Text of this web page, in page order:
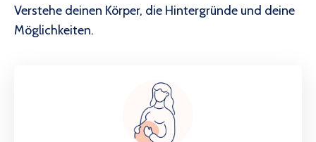
Verstehe deinen Körper, die Hintergründe und deine
Möglichkeiten.